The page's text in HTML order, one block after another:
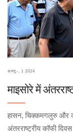
अक्तू॰, 1 2024
माइसोरे में
हासन, चिक्कमगलुरु और
अंतरराष्ट्रीय कॉफी